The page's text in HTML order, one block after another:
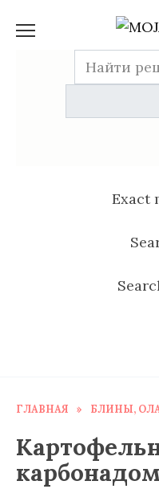
содержанию
Exact
ГЛАВНАЯ » БЛИНЫ,
карбонадом